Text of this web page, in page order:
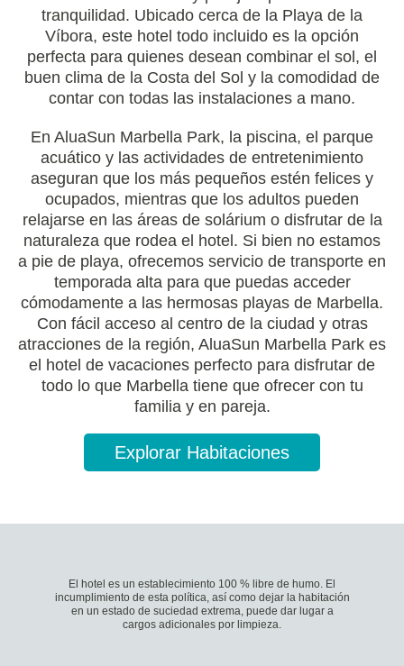
tranquilidad. Ubicado cerca de la Playa de la
Víbora, este hotel todo incluido es la opción
perfecta para quienes desean combinar el sol, el
buen clima de la Costa del Sol y la comodidad de
contar con todas las instalaciones a mano.
En AluaSun Marbella Park, la piscina, el parque
acuático y las actividades de entretenimiento
aseguran que los más pequeños estén felices y
ocupados, mientras que los adultos pueden
relajarse en las áreas de solárium o disfrutar de la
naturaleza que rodea el hotel. Si bien no estamos
a pie de playa, ofrecemos servicio de transporte en
temporada alta para que puedas acceder
cómodamente a las hermosas playas de Marbella.
Con fácil acceso al centro de la ciudad y otras
atracciones de la región, AluaSun Marbella Park es
el hotel de vacaciones perfecto para disfrutar de
todo lo que Marbella tiene que ofrecer con tu
familia y en pareja.
Explorar Habitaciones
El hotel es un establecimiento 100 % libre de humo. El
incumplimiento de esta política, así como dejar la habitación
en un estado de suciedad extrema, puede dar lugar a
cargos adicionales por limpieza.